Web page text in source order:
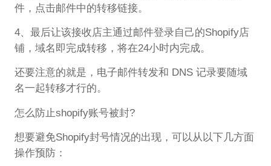
件，点击邮件中的转移链接。
4、最后让该接收店主通过邮件登录自己的Shopify店
铺，域名即完成转移，将在24小时内完成。
还要注意的就是，电子邮件转发和 DNS 记录要随域
名一起转移才行的。
怎么防止shopify账号被封?
想要避免Shopify封号情况的出现，可以从以下几方面
操作预防：